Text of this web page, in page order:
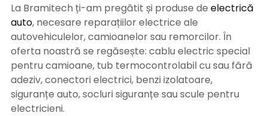
La Bramitech ți-am pregătit și produse de electrică
auto, necesare reparațiilor electrice ale
autovehiculelor, camioanelor sau remorcilor. În
oferta noastră se regăsește: cablu electric special
pentru camioane, tub termocontrolabil cu sau fără
adeziv, conectori electrici, benzi izolatoare,
siguranțe auto, socluri siguranțe sau scule pentru
electricieni.